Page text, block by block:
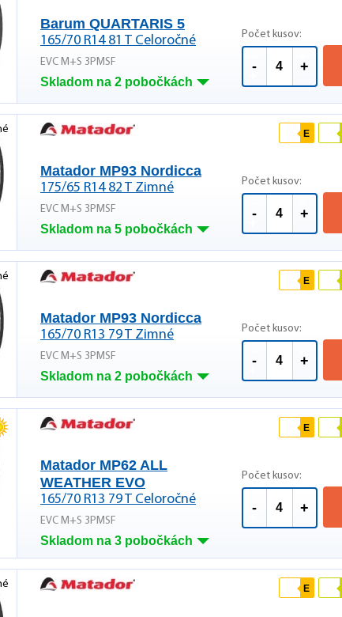
Barum QUARTARIS 5
165/70 R14 81 T Celoročné
EVC M+S 3PMSF
Skladom na 2 pobočkách
Počet kusov:
- +
Matador MP93 Nordicca
175/65 R14 82 T Zimné
EVC M+S 3PMSF
Skladom na 5 pobočkách
E
Počet kusov:
- +
Matador MP93 Nordicca
165/70 R13 79 T Zimné
EVC M+S 3PMSF
Skladom na 2 pobočkách
E
Počet kusov:
- +
Matador MP62 ALL
WEATHER EVO
165/70 R13 79 T Celoročné
EVC M+S 3PMSF
Skladom na 3 pobočkách
E
Počet kusov:
- +
E